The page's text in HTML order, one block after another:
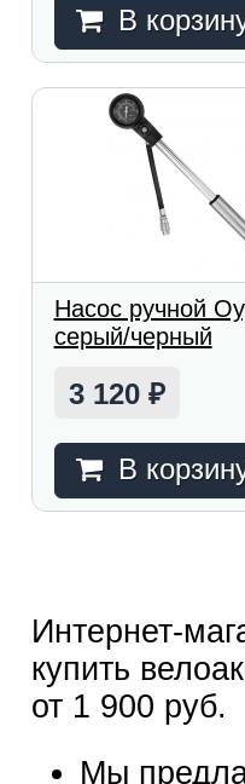
В
Насос ручной
серый/черный
3 120 ₽
В
Интернет-
купить
от 1 900 руб.
Мы